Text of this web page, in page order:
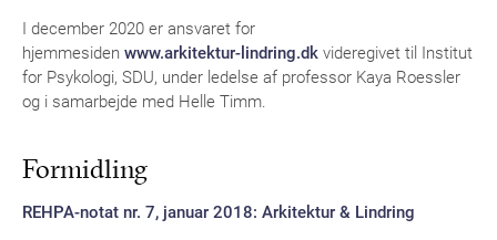
I december 2020 er ansvaret for
hjemmesiden www.arkitektur-lindring.dk videregivet til Institut
for Psykologi, SDU, under ledelse af professor Kaya Roessler
og i samarbejde med Helle Timm.
Formidling
REHPA-notat nr. 7, januar 2018: Arkitektur & Lindring